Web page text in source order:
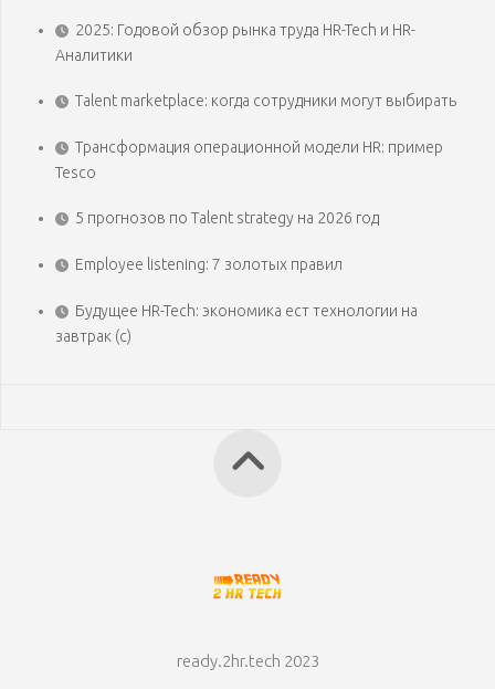
2025: Годовой обзор рынка труда HR-Tech и HR-
Аналитики
Talent marketplace: когда сотрудники могут выбирать
Трансформация операционной модели HR: пример
Tesco
5 прогнозов по Talent strategy на 2026 год
Employee listening: 7 золотых правил
Будущее HR-Tech: экономика ест технологии на
завтрак (с)
ready.2hr.tech 2023